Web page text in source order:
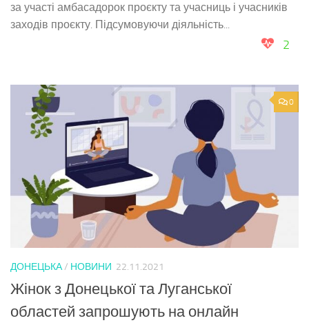
за участі амбасадорок проєкту та учасниць і учасників
заходів проєкту. Підсумовуючи діяльність...
2
0
ДОНЕЦЬКА/ НОВИНИ 22.11.2021
Жінок з Донецької та Луганської
областей запрошують на онлайн